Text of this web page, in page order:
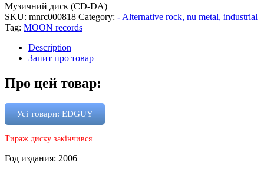
Музичний диск (CD-DA)
SKU: mnrc000818 Category: - Alternative rock, nu metal, industrial
Tag: MOON records
Description
Запит про товар
Про цей товар:
Усі товари: EDGUY
Тираж диску закінчився.
Год издания: 2006